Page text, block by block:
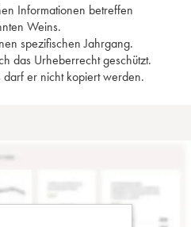
Informationen betreffen
Weins.
spezifischen Jahrgang.
das Urheberrecht geschützt.
er nicht kopiert werden.